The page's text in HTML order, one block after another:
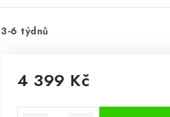
3-6 týdnů
4 399 Kč